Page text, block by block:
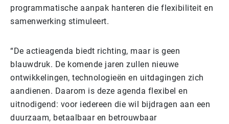
programmatische aanpak hanteren die flexibiliteit en
samenwerking stimuleert.
“De actieagenda biedt richting, maar is geen
blauwdruk. De komende jaren zullen nieuwe
ontwikkelingen, technologieën en uitdagingen zich
aandienen. Daarom is deze agenda flexibel en
uitnodigend: voor iedereen die wil bijdragen aan een
duurzaam, betaalbaar en betrouwbaar